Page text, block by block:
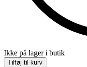
Ikke på lager i butik
Tilføj til kurv